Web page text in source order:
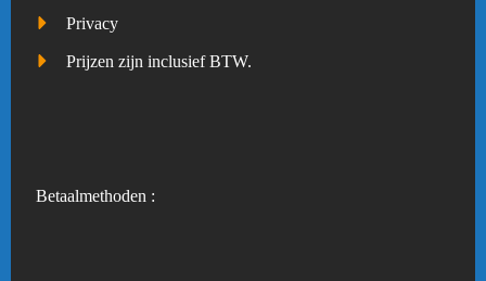
Privacy
Prijzen zijn inclusief BTW.
Betaalmethoden :